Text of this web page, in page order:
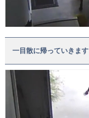
一目散に帰っていきます